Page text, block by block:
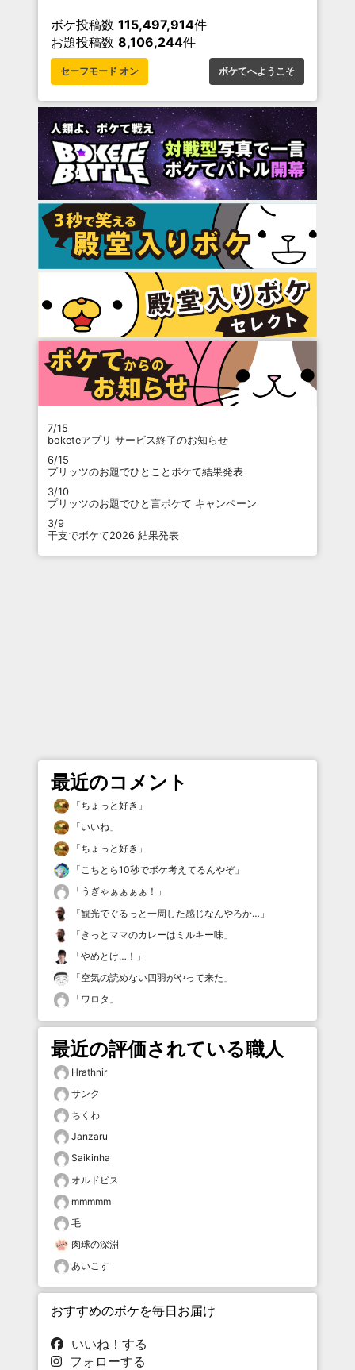
ボケ投稿数 115,497,914件
お題投稿数 8,106,244件
セーフモード オン ボケてへようこそ
7/15
boketeアプリ サービス終了のお知らせ
6/15
プリッツのお題でひとことボケて結果発表
3/10
プリッツのお題でひと言ボケて キャンペーン
3/9
干支でボケて2026 結果発表
最近のコメント
「ちょっと好き 」
「いいね 」
「ちょっと好き 」
「こちとら10秒でボケ考えてるんやぞ」
「 うぎゃぁぁぁぁ！ 」
「観光でぐるっと一周した感じなんやろか… 」
「 きっとママのカレーはミルキー味 」
「やめとけ…！ 」
「空気の読めない四羽がやって来た 」
「ワロタ 」
最近の評価されている職人
Hrathnir
サンク
ちくわ
Janzaru
Saikinha
オルドビス
mmmmm
毛
肉球の深淵
あいこす
おすすめのボケを毎日お届け
いいね！する
フォローする